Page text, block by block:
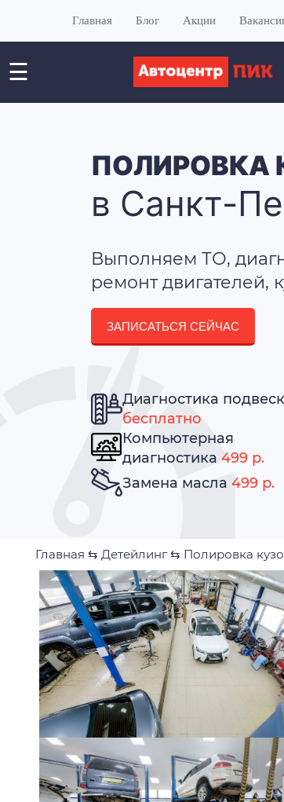
Главная Блог Акции
☰
ПОЛИРОВКА
в Санкт-
Выполняем ТО,
ремонт двигателей,
ЗАПИСАТЬСЯ СЕЙЧАС
Диагностика
бесплатно
Компьютерная
диагностика 499 р.
Замена масла 499 р.
Главная ⇆ Детейлинг ⇆ Полировка